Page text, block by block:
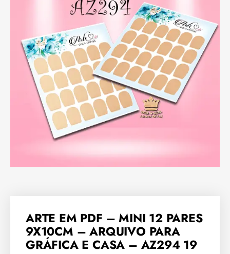
ARTE EM PDF – MINI 12 PARES
9X10CM – ARQUIVO PARA
GRÁFICA E CASA – AZ294 19